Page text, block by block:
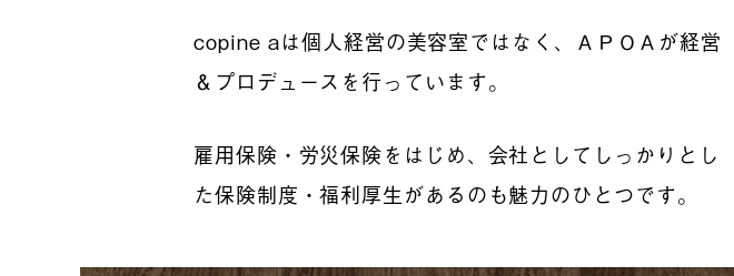
copine aは個人経営の美容室ではなく、ＡＰＯＡが経営
＆プロデュースを行っています。
雇用保険・労災保険をはじめ、会社としてしっかりとし
た保険制度・福利厚生があるのも魅力のひとつです。